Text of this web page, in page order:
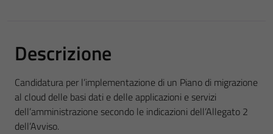
Descrizione
Candidatura per l’implementazione di un Piano di migrazione
al cloud delle basi dati e delle applicazioni e servizi
dell’amministrazione secondo le indicazioni dell’Allegato 2
dell’Avviso.